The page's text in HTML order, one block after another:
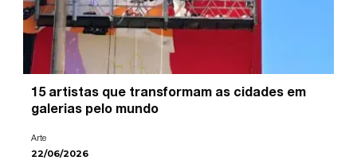
15 artistas que transformam as cidades em
galerias pelo mundo
Arte
22/06/2026